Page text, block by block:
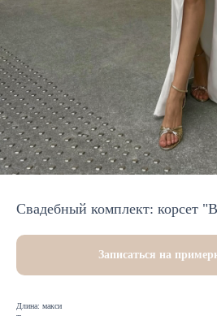
Свадебный комплект: корсет
Записаться на
Длина: макси